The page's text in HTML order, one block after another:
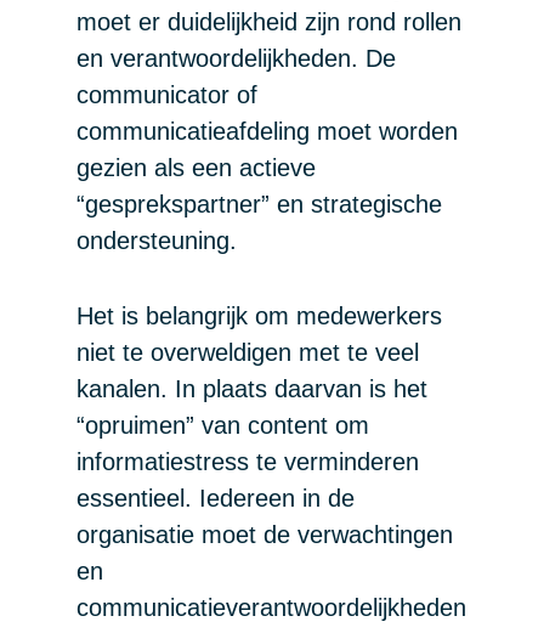
moet er duidelijkheid zijn rond rollen
en verantwoordelijkheden. De
communicator of
communicatieafdeling moet worden
gezien als een actieve
“gesprekspartner” en strategische
ondersteuning.
Het is belangrijk om medewerkers
niet te overweldigen met te veel
kanalen. In plaats daarvan is het
“opruimen” van content om
informatiestress te verminderen
essentieel. Iedereen in de
organisatie moet de verwachtingen
en
communicatieverantwoordelijkheden